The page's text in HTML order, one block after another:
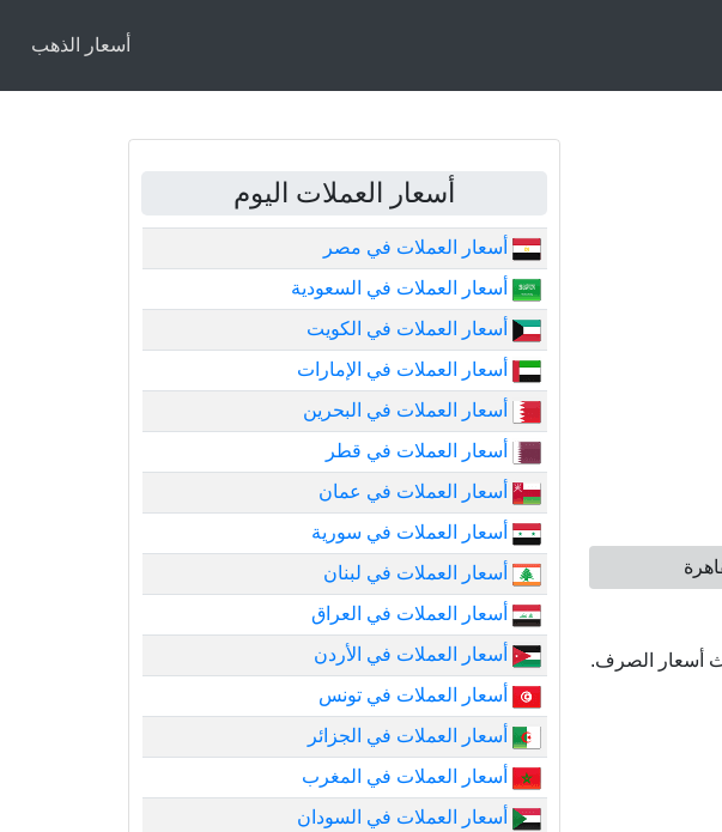
أسعار الذهب
أسعار العملات اليوم
أسعار العملات في مصر
أسعار العملات في السعودية
أسعار العملات في الكويت
أسعار العملات في الإمارات
أسعار العملات في البحرين
أسعار العملات في قطر
أسعار العملات في عمان
أسعار العملات في سورية
أسعار العملات في لبنان
أسعار العملات في العراق
أسعار العملات في الأردن
أسعار العملات في تونس
أسعار العملات في الجزائر
أسعار العملات في المغرب
أسعار العملات في السودان